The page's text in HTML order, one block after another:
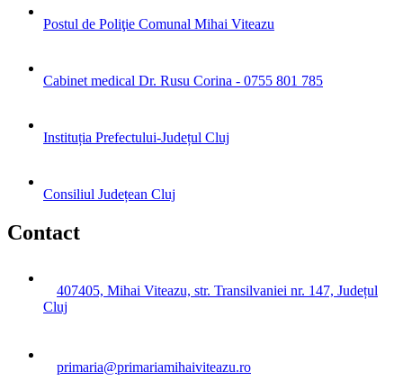
Postul de Poliţie Comunal Mihai Viteazu
Cabinet medical Dr. Rusu Corina - 0755 801 785
Instituția Prefectului-Județul Cluj
Consiliul Județean Cluj
Contact
407405, Mihai Viteazu, str. Transilvaniei nr. 147, Județul
Cluj
primaria@primariamihaiviteazu.ro